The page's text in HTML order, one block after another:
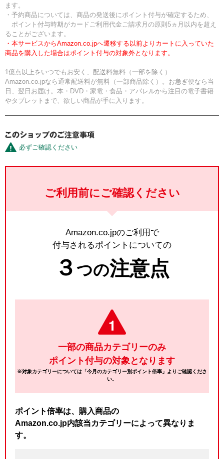
ます。
・予約商品については、商品の発送後にポイント付与が確定するため、
ポイント付与時期がカードご利用代金ご請求月の原則5ヵ月以内を超え
ることがございます。
・本サービスからAmazon.co.jpへ遷移する以前よりカートに入っていた
商品を購入した場合はポイント付与の対象外となります。
1億点以上をいつでもお安く、配送料無料（一部を除く）
Amazon.co.jpなら通常配送料が無料（一部商品除く）。お急ぎ便なら当
日、翌日お届け。本・DVD・家電・食品・アパレルから注目の電子書籍
やタブレットまで、欲しい商品が手に入ります。
必ずご確認ください
ご利用前にご確認ください
Amazon.co.jpのご利用で
付与されるポイントについての
３ つの注意点
一部の商品カテゴリーのみ
ポイント付与の対象となります
※対象カテゴリーについては「今月のカテゴリー別ポイント倍率」よりご確認くださ
い。
ポイント倍率は、購入商品の
Amazon.co.jp内該当カテゴリーによって異なりま
す。